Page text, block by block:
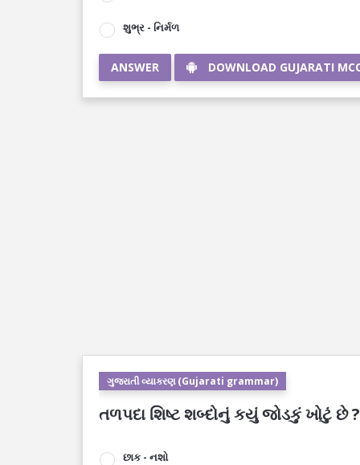
શુભ્ર - નિર્મળ
ANSWER DOWNLOAD GUJARATI
ગુજરાતી વ્યાકરણ (Gujarati grammar)
તળપદા શિષ્ટ શબ્દોનું કયું જોડકું ખોટું છે ?
છાક - નશો